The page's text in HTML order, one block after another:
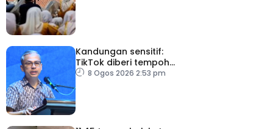
Kandungan sensitif:
TikTok diberi tempoh
perkukuh sistem
8 Ogos 2026 2:53 pm